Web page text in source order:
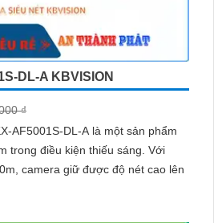
DL-A KBVISION
₫
AF5001S-DL-A là một sản phẩm
điều kiện thiếu sáng. Với
camera giữ được độ nét cao lên